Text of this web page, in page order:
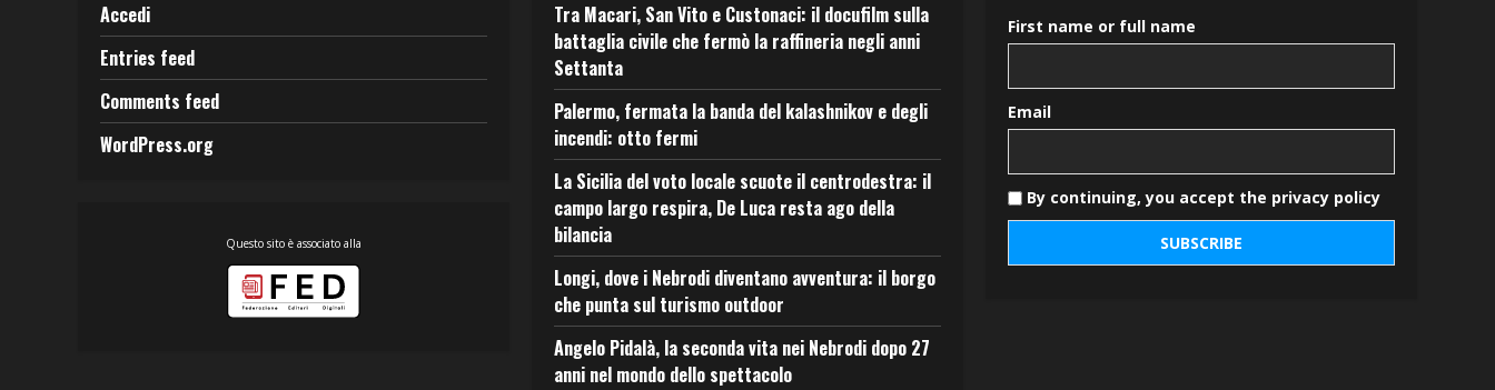
Accedi
Entries feed
Comments feed
WordPress.org
Questo sito è associato alla
Tra Macari, San Vito e Custonaci: il docufilm sulla
battaglia civile che fermò la raffineria negli anni
Settanta
Palermo, fermata la banda del kalashnikov e degli
incendi: otto fermi
La Sicilia del voto locale scuote il centrodestra: il
campo largo respira, De Luca resta ago della
bilancia
Longi, dove i Nebrodi diventano avventura: il borgo
che punta sul turismo outdoor
Angelo Pidalà, la seconda vita nei Nebrodi dopo 27
anni nel mondo dello spettacolo
First name or full name
Email
By continuing, you accept the privacy policy